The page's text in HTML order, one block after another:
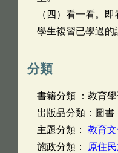
（四）看一看。
學生複習已學過的
分類
書籍分類 ：教育
出版品分類：圖書
主題分類： 教育
施政分類：
原住